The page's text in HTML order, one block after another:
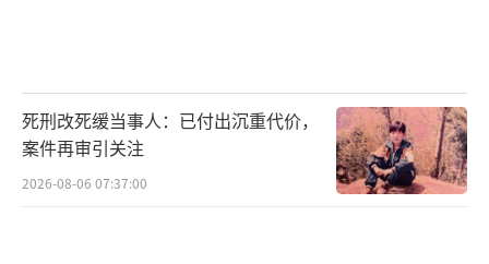
死刑改死缓当事人：已付出沉重代价，
案件再审引关注
2026-08-06 07:37:00